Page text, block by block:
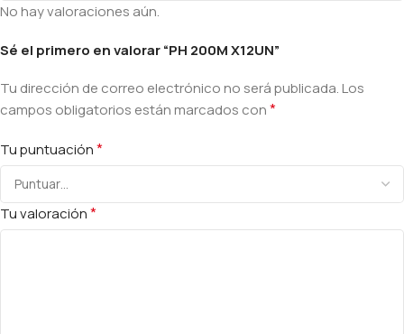
No hay valoraciones aún.
Sé el primero en valorar “PH 200M X12UN”
Tu dirección de correo electrónico no será publicada.Los
campos obligatorios están marcados con*
Tu puntuación*
Tu valoración*